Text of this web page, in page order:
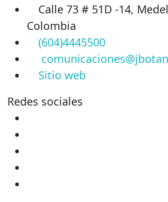
Calle 73 # 51D -14,
Colombia
(604)4445500
Sitio web
Redes sociales